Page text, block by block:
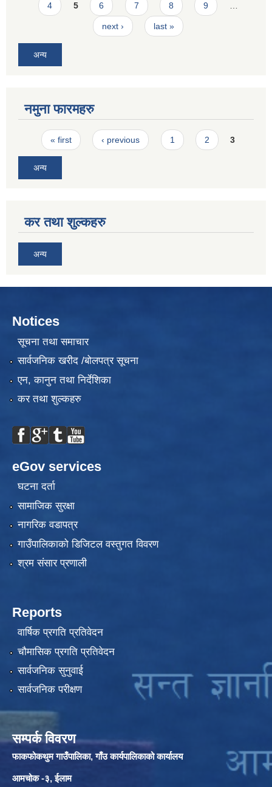
4 5 6 7 8 9 …
next › last »
अन्य
नमुना फारमहरु
Pages
« first ‹ previous 1 2 3
अन्य
कर तथा शुल्कहरु
अन्य
Notices
सूचना तथा समाचार
सार्वजनिक खरीद /बोलपत्र सूचना
एन, कानुन तथा निर्देशिका
कर तथा शुल्कहरु
eGov services
घटना दर्ता
सामाजिक सुरक्षा
नागरिक वडापत्र
गाउँपालिकाको डिजिटल वस्तुगत विवरण
श्रम संसार प्रणाली
Reports
वार्षिक प्रगति प्रतिवेदन
चौमासिक प्रगति प्रतिवेदन
सार्वजनिक सुनुवाई
सार्वजनिक परीक्षण
सम्पर्क विवरण
फाकफोकथुम गाउँपालिका, गाँउ कार्यपालिकाको कार्यालय
आमचोक -३, ईलाम